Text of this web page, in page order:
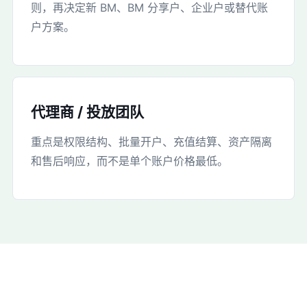
则，再决定新 BM、BM 分享户、企业户或替代账
户方案。
代理商 / 投放团队
重点是权限结构、批量开户、充值结算、资产隔离
和售后响应，而不是单个账户价格最低。